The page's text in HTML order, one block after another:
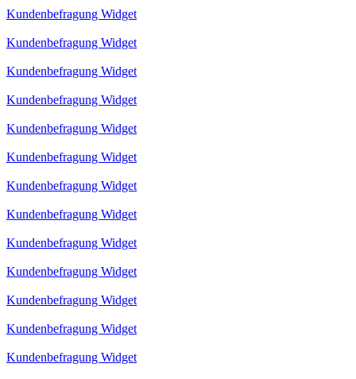
Kundenbefragung Widget
Kundenbefragung Widget
Kundenbefragung Widget
Kundenbefragung Widget
Kundenbefragung Widget
Kundenbefragung Widget
Kundenbefragung Widget
Kundenbefragung Widget
Kundenbefragung Widget
Kundenbefragung Widget
Kundenbefragung Widget
Kundenbefragung Widget
Kundenbefragung Widget